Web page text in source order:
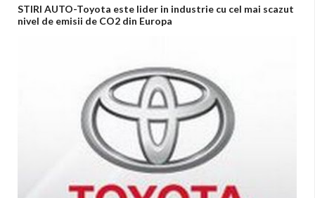
STIRI AUTO-Toyota este lider in industrie cu cel mai scazut
nivel de emisii de CO2 din Europa